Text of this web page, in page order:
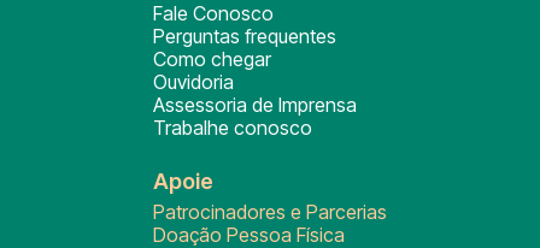
Fale Conosco
Perguntas frequentes
Como chegar
Ouvidoria
Assessoria de Imprensa
Trabalhe conosco
Apoie
Patrocinadores e Parcerias
Doação Pessoa Física